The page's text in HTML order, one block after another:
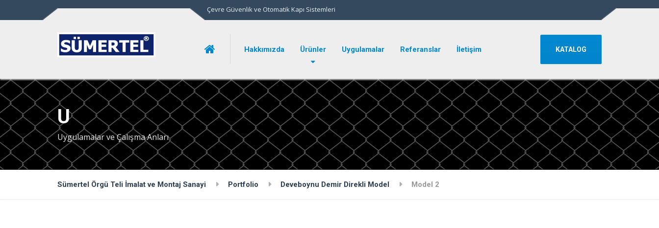
Çevre Güvenlik ve Otomatik Kapı Sistemleri
Hakkımızda Ürünler Uygulamalar Referanslar İletişim KATALOG
U
Uygulamalar ve Çalışma Anları
Sümertel Örgü Teli İmalat ve Montaj Sanayi Portfolio Deveboynu Demir Direkli Model Model 2